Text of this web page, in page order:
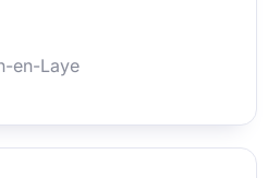
en-Laye